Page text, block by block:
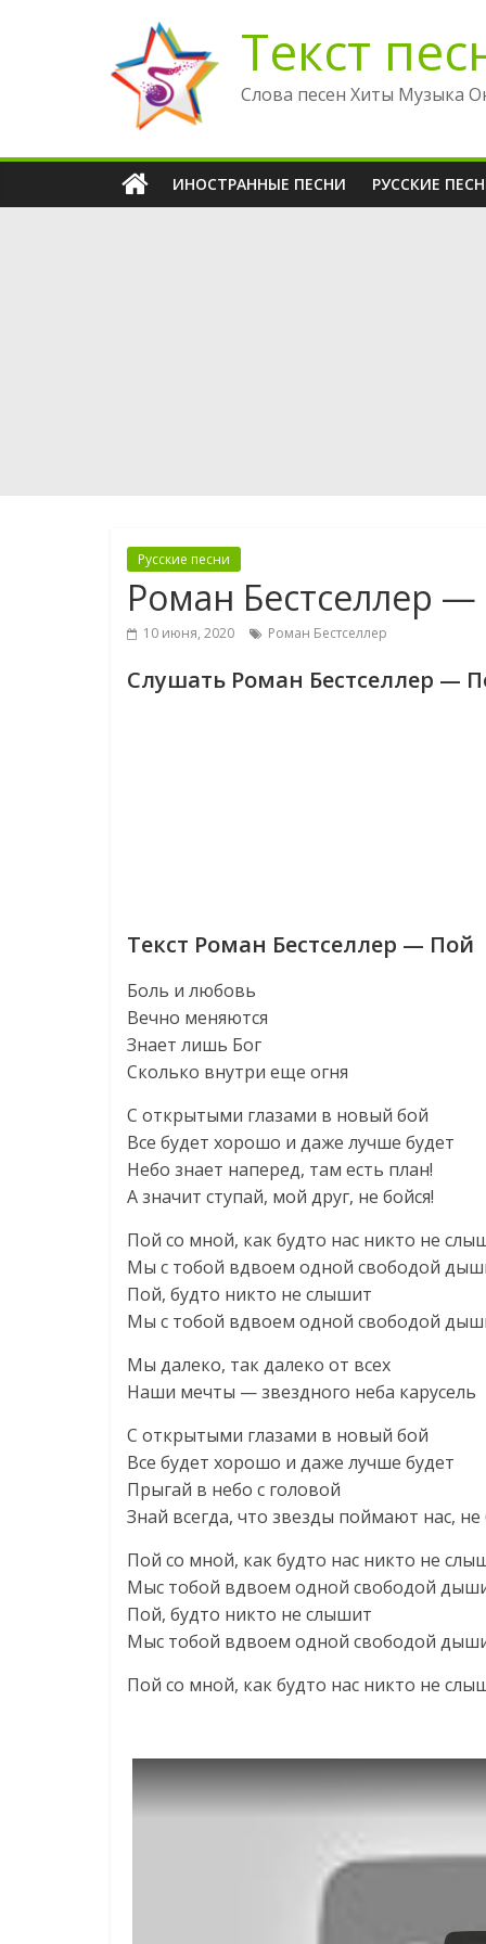
содержимому
Текст
Слова песен Хиты Музыка
ИНОСТРАННЫЕ ПЕСНИ РУССКИЕ
Русские песни
Роман Бестселлер
10 июня, 2020 Роман Бестселлер
Слушать Роман Бестселлер —
Текст Роман Бестселлер — Пой
Боль и любовь
Вечно меняются
Знает лишь Бог
Сколько внутри еще огня
С открытыми глазами в новый бой
Все будет хорошо и даже лучше будет
Небо знает наперед, там есть план!
А значит ступай, мой друг, не бойся!
Пой со мной, как будто нас никто не
Мы с тобой вдвоем одной свободой
Пой, будто никто не слышит
Мы с тобой вдвоем одной свободой
Мы далеко, так далеко от всех
Наши мечты — звездного неба карусель
С открытыми глазами в новый бой
Все будет хорошо и даже лучше будет
Прыгай в небо с головой
Знай всегда, что звезды поймают нас, не
Пой со мной, как будто нас никто не
Мыс тобой вдвоем одной свободой
Пой, будто никто не слышит
Мыс тобой вдвоем одной свободой
Пой со мной, как будто нас никто не